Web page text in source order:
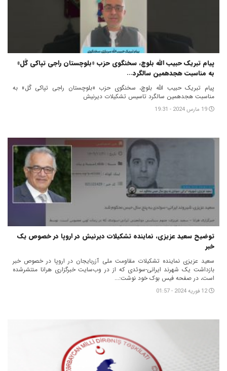
پیام تبریک حبیب الله بلوچ، سخنگوی حزب «بلوچستان راجی تپاکی گَل»
به مناسبت هجدهمین سالگرد...
پیام تبریک حبیب الله بلوچ، سخنگوی حزب «بلوچستان راجی تپاکی گَل» به
مناسبت هجدهمین سالگرد تاسیس تشکیلات دیرنیش
19 مارس 2024 - 19:31
توضیح سعید عزیزی، نماینده تشکیلات دیرنیش در اروپا در خصوص یک
خبر
سعید عزیزی نماینده تشکیلات مقاومت ملی آزربایجان در اروپا در خصوص خبر
بازداشت یک شهرند ایرانی-سوئدی که از در وب‌سایت خبرگزاری هرانا منتشرشده
است، در صفحه فیس بوک خود نوشت:...
12 فوریه 2024 - 01:57